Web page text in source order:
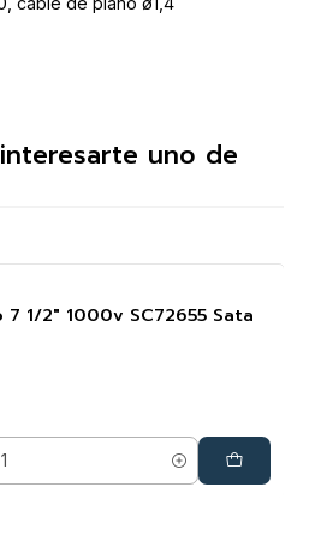
uno de
1/2" 1000v SC72655 Sata